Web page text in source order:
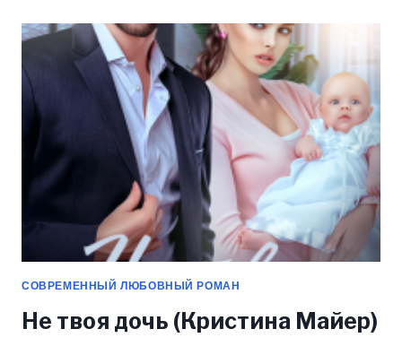
(КРИСТИНА
МАЙЕР)
СОВРЕМЕННЫЙ ЛЮБОВНЫЙ РОМАН
Не твоя дочь (Кристина Майер)